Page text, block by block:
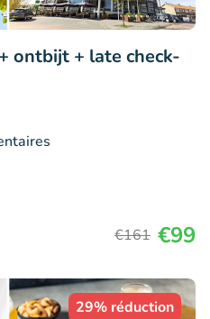
ontbijt + late check-
€161 €99
29% réduction